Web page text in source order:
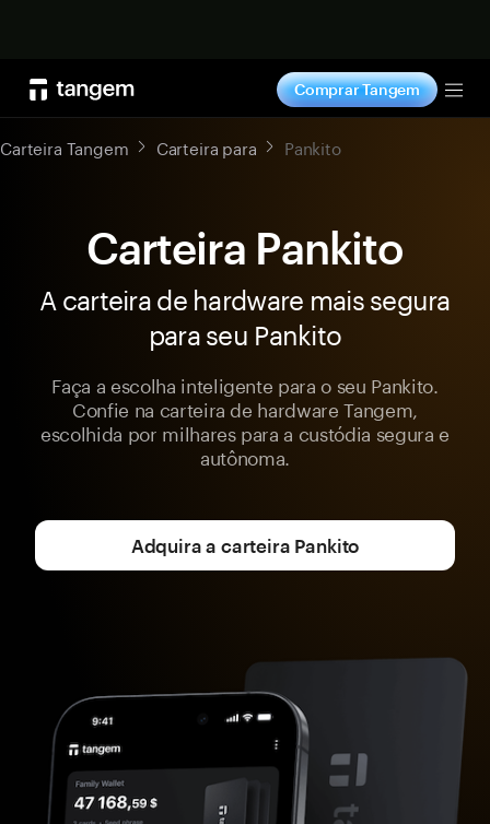
Comprar Tangem
Carteira Tangem Carteira para Pankito
Carteira Pankito
A carteira de hardware mais segura
para seu Pankito
Faça a escolha inteligente para o seu Pankito.
Confie na carteira de hardware Tangem,
escolhida por milhares para a custódia segura e
autônoma.
Adquira a carteira Pankito